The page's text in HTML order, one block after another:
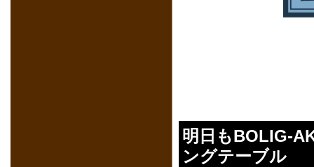
明日もBOLIG-
ングテーブル